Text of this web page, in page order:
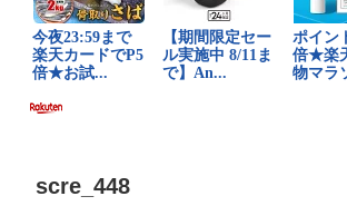
scre_448